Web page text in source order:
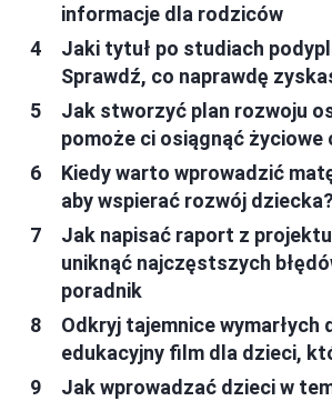
informacje dla rodziców
Jaki tytuł po studiach
Sprawdź, co naprawdę
Jak stworzyć plan rozwoju
pomoże ci osiągnąć życiowe
Kiedy warto wprowadzić
aby wspierać rozwój dziecka?
Jak napisać raport z
uniknąć najczęstszych
poradnik
Odkryj tajemnice wymarłych
edukacyjny film dla dzieci,
Jak wprowadzać dzieci w